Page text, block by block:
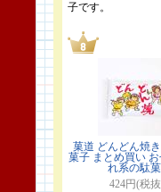
子です。
菓道 どんどん焼
菓子 まとめ買い
れ系の駄
424円(税